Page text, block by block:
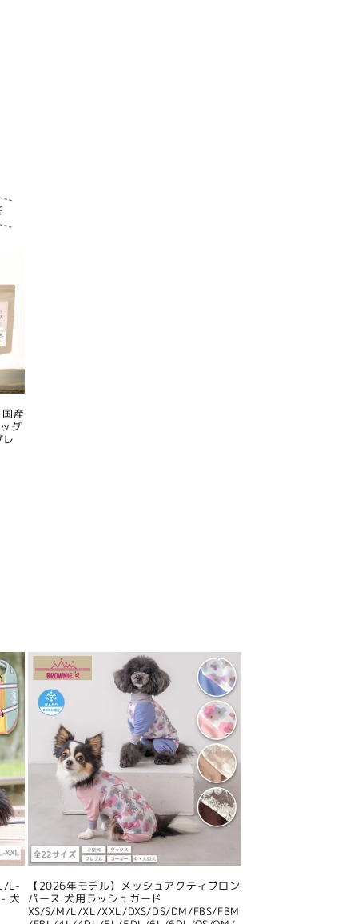
産
グ
L-
犬
【2026年モデル】メッシュアクティブロン
パース 犬用ラッシュガード
XS/S/M/L/XL/XXL/DXS/DS/DM/FBS/FBM